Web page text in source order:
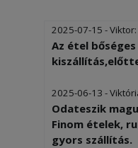
2025-07-15 - Viktor:
Az étel
2025-06-13 -
Odateszik
Finom ételek,
gyors szállítás.